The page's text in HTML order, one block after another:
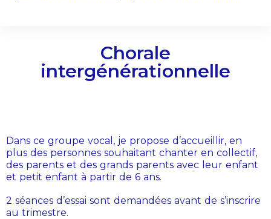
Chorale
intergénérationnelle
Dans ce groupe vocal, je propose d’accueillir, en
plus des personnes souhaitant chanter en collectif,
des parents et des grands parents avec leur enfant
et petit enfant à partir de 6 ans.
2 séances d’essai sont demandées avant de s’inscrire
au trimestre.